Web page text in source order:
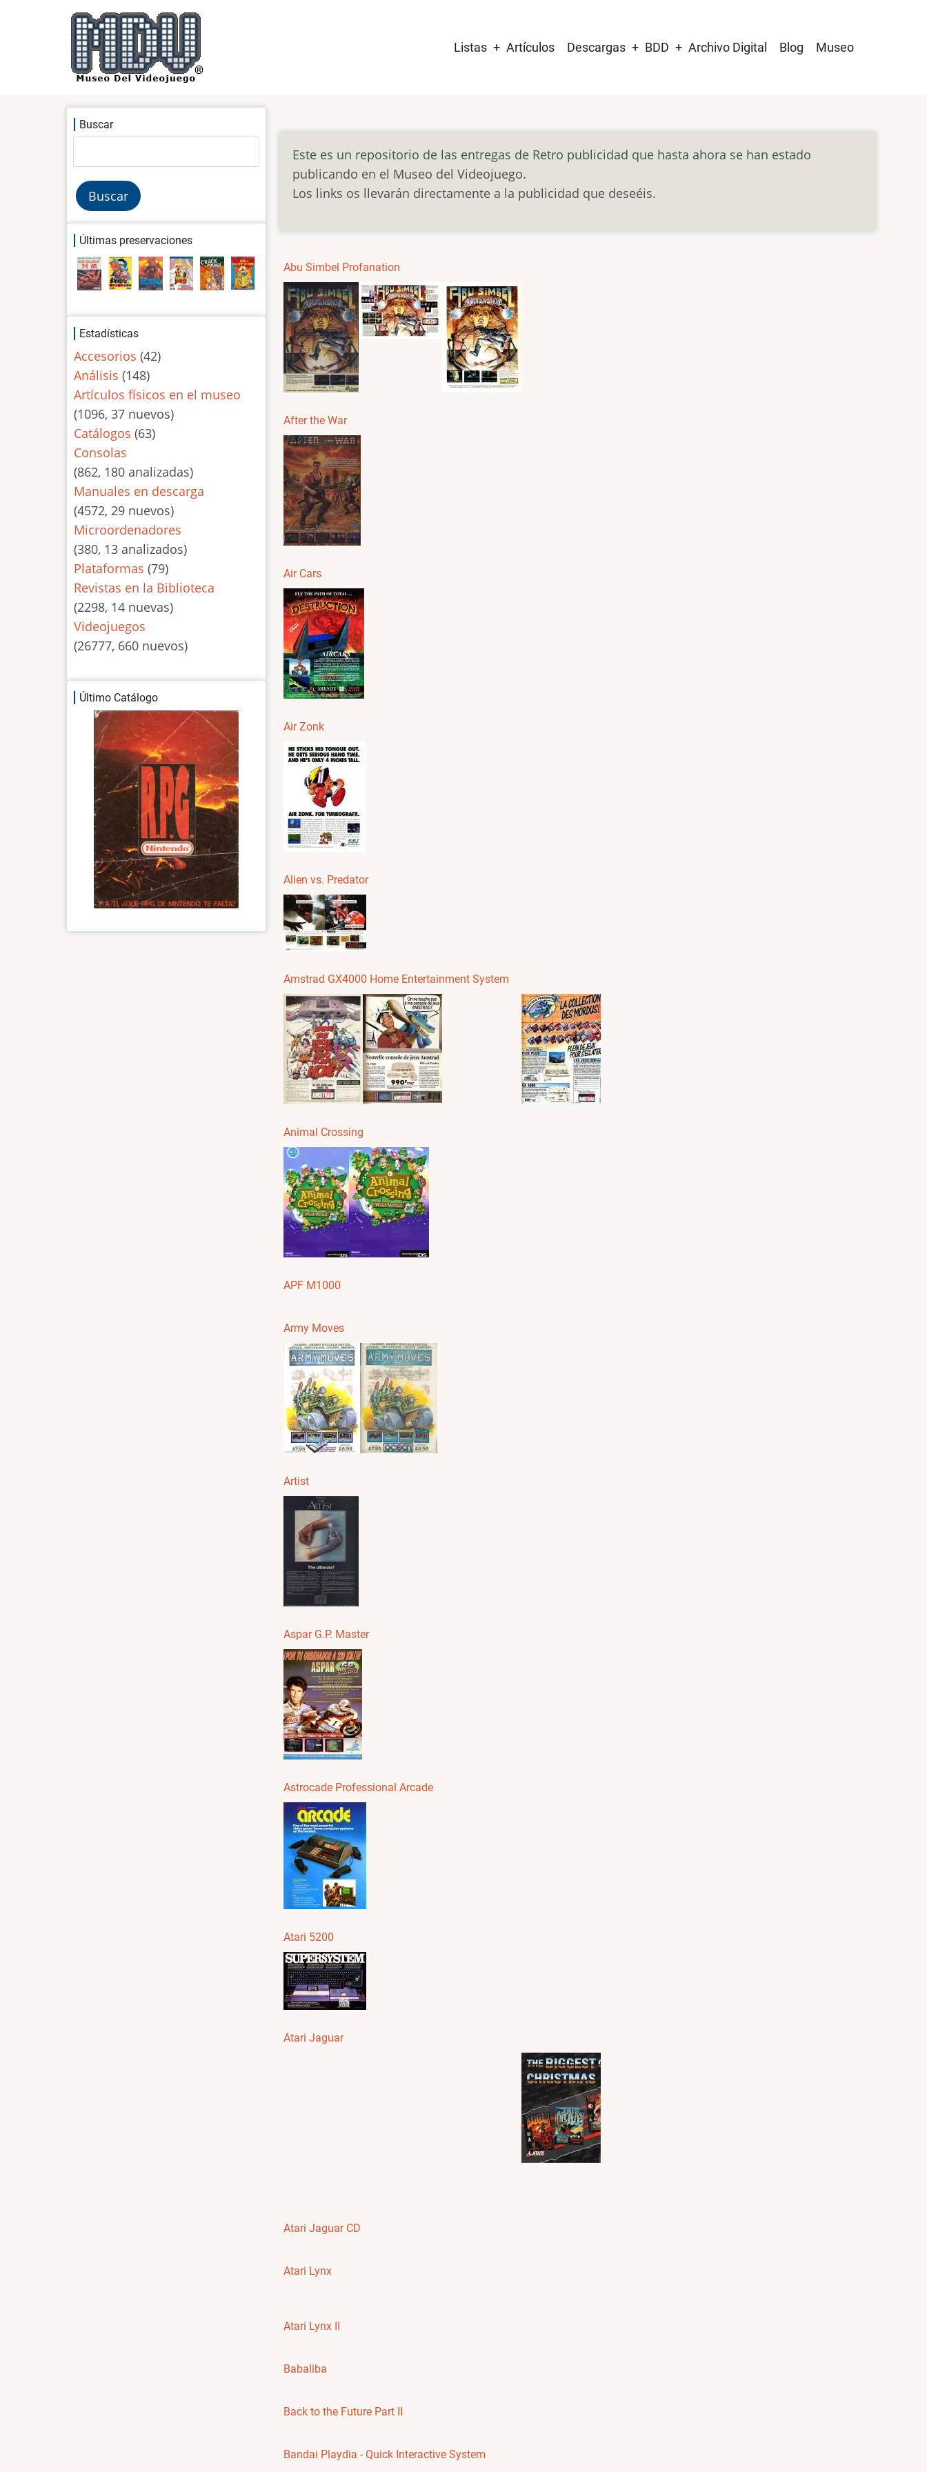
navigation
Listas Artículos Descargas BDD Archivo Digital Blog Museo
Este es un repositorio de las entregas de Retro publicidad que hasta ahora se han estado
publicando en el Museo del Videojuego.
Los links os llevarán directamente a la publicidad que deseéis.
Abu Simbel Profanation
After the War
Air Cars
Air Zonk
Alien vs. Predator
Amstrad GX4000 Home Entertainment System
Animal Crossing
APF M1000
Army Moves
Artist
Aspar G.P. Master
Astrocade Professional Arcade
Atari 5200
Atari Jaguar
Atari Jaguar CD
Atari Lynx
Atari Lynx II
Babaliba
Back to the Future Part II
Bandai Playdia - Quick Interactive System
Buscar
Últimas preservaciones
Estadísticas
Accesorios (42)
Análisis (148)
Artículos físicos en el museo
(1096, 37 nuevos)
Catálogos (63)
Consolas
(862, 180 analizadas)
Manuales en descarga
(4572, 29 nuevos)
Microordenadores
(380, 13 analizados)
Plataformas (79)
Revistas en la Biblioteca
(2298, 14 nuevas)
Videojuegos
(26777, 660 nuevos)
Último Catálogo